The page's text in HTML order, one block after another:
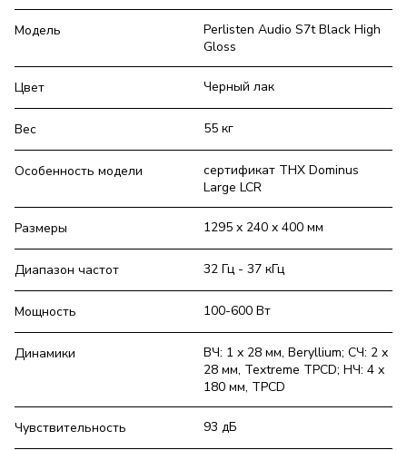
Модель
Perlisten Audio S7t Black High
Gloss
Цвет Черный лак
Вес 55 кг
Особенность модели
сертификат THX Dominus
Large LCR
Размеры 1295 x 240 x 400 мм
Диапазон частот 32 Гц - 37 кГц
Мощность 100-600 Вт
Динамики
ВЧ: 1 х 28 мм, Beryllium; СЧ: 2 х
28 мм, Textreme TPCD; НЧ: 4 х
180 мм, TPCD
Чувствительность 93 дБ